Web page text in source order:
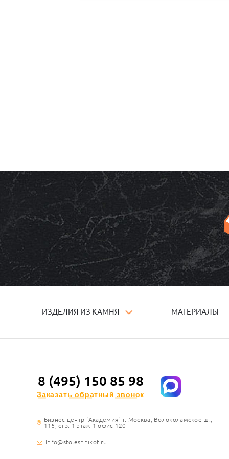
ИЗДЕЛИЯ ИЗ КАМНЯ МАТЕРИАЛЫ
8 (495) 150 85 98
Заказать обратный звонок
Бизнес-центр "Академия" г. Москва, Волоколамское ш.,
116, стр. 1 этаж 1 офис 120
Info@stoleshnikof.ru